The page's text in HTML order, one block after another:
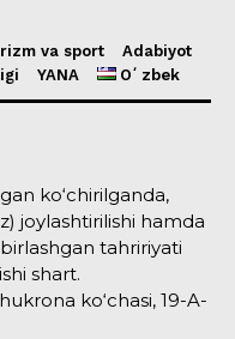
va sport
Adabiyot
YANA Oʻzbek
ko‘chirilganda,
joylashtirilishi hamda
tahririyati
shart.
ko‘chasi, 19-A-